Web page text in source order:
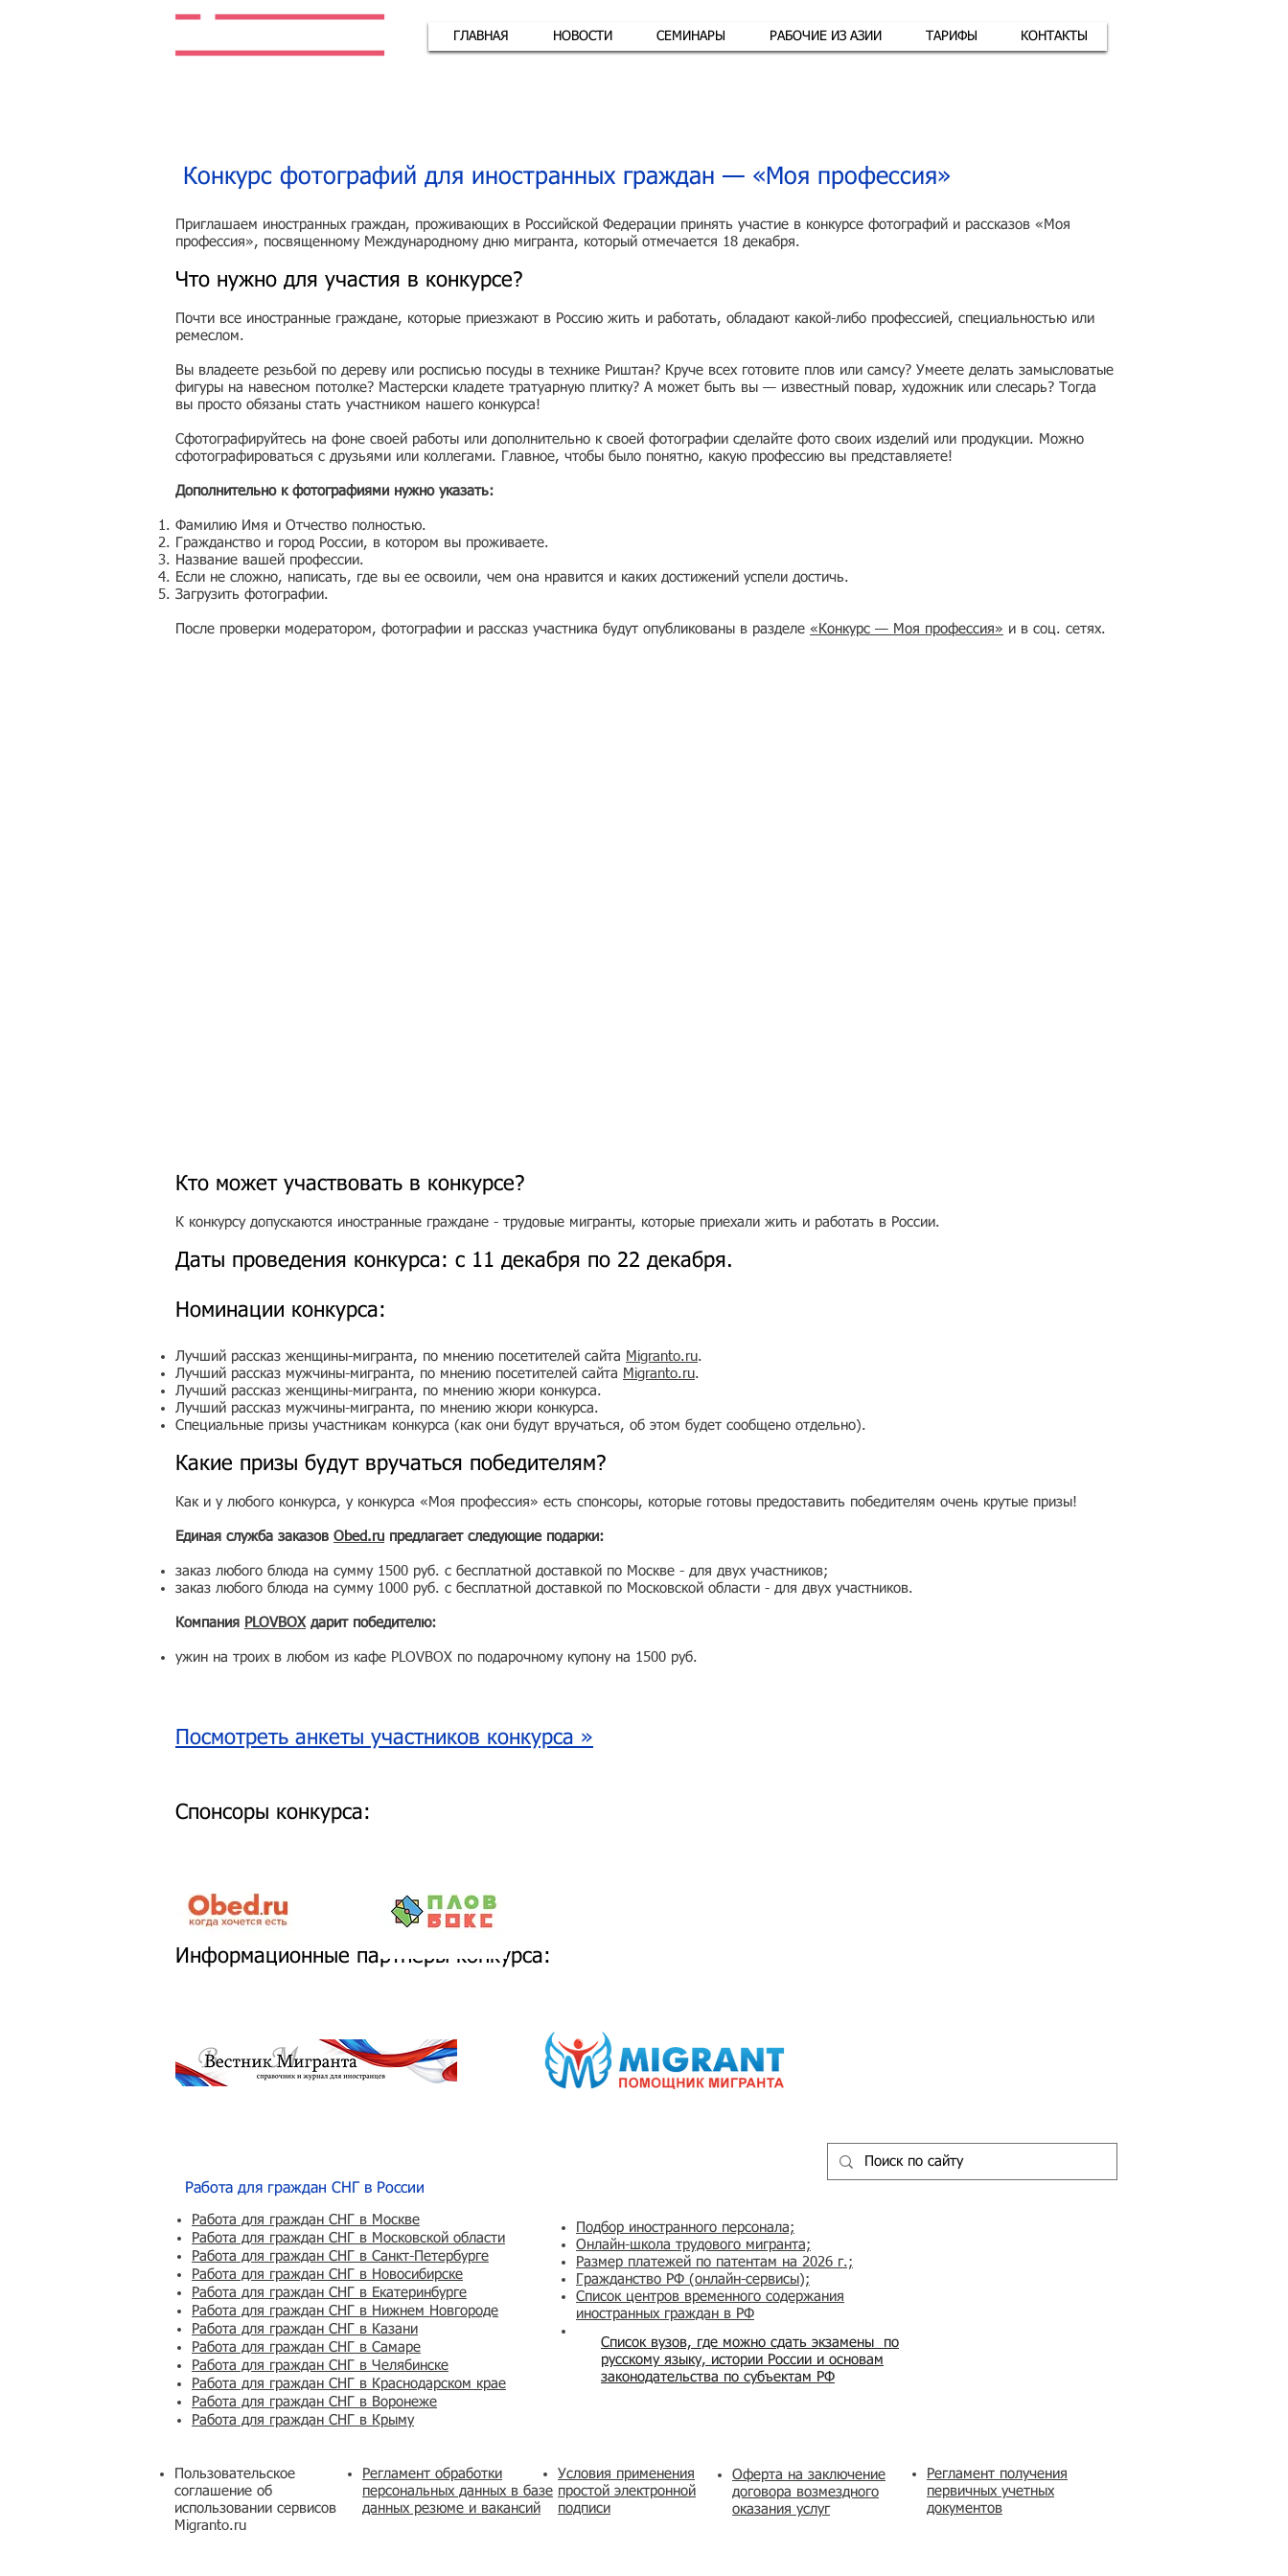
ГЛАВНАЯ НОВОСТИ СЕМИНАРЫ РАБОЧИЕ ИЗ АЗИИ ТАРИФЫ КОНТАКТЫ
Конкурс фотографий для иностранных граждан — «Моя профессия»
Приглашаем иностранных граждан, проживающих в Российской Федерации принять участие в конкурсе фотографий и рассказов «Моя
профессия», посвященному Международному дню мигранта, который отмечается 18 декабря.
Что нужно для участия в конкурсе?
Почти все иностранные граждане, которые приезжают в Россию жить и работать, обладают какой-либо профессией, специальностью или
ремеслом.
Вы владеете резьбой по дереву или росписью посуды в технике Риштан? Круче всех готовите плов или самсу? Умеете делать замысловатые
фигуры на навесном потолке? Мастерски кладете тратуарную плитку? А может быть вы — известный повар, художник или слесарь? Тогда
вы просто обязаны стать участником нашего конкурса!
Сфотографируйтесь на фоне своей работы или дополнительно к своей фотографии сделайте фото своих изделий или продукции. Можно
сфотографироваться с друзьями или коллегами. Главное, чтобы было понятно, какую профессию вы представляете!
Дополнительно к фотографиями нужно указать:
Фамилию Имя и Отчество полностью.
Гражданство и город России, в котором вы проживаете.
Название вашей профессии.
Если не сложно, написать, где вы ее освоили, чем она нравится и каких достижений успели достичь.
Загрузить фотографии.
После проверки модератором, фотографии и рассказ участника будут опубликованы в разделе «Конкурс — Моя профессия» и в соц. сетях.
Кто может участвовать в конкурсе?
К конкурсу допускаются иностранные граждане - трудовые мигранты, которые приехали жить и работать в России.
Даты проведения конкурса: с 11 декабря по 22 декабря.
Номинации конкурса:
Лучший рассказ женщины-мигранта, по мнению посетителей сайта Migranto.ru.
Лучший рассказ мужчины-мигранта, по мнению посетителей сайта Migranto.ru.
Лучший рассказ женщины-мигранта, по мнению жюри конкурса.
Лучший рассказ мужчины-мигранта, по мнению жюри конкурса.
Специальные призы участникам конкурса (как они будут вручаться, об этом будет сообщено отдельно).
Какие призы будут вручаться победителям?
Как и у любого конкурса, у конкурса «Моя профессия» есть спонсоры, которые готовы предоставить победителям очень крутые призы!
Единая служба заказов Obed.ru предлагает следующие подарки:
заказ любого блюда на сумму 1500 руб. с бесплатной доставкой по Москве - для двух участников;
заказ любого блюда на сумму 1000 руб. с бесплатной доставкой по Московской области - для двух участников.
Компания PLOVBOXдарит победителю:
ужин на троих в любом из кафе PLOVBOX по подарочному купону на 1500 руб.
Посмотреть анкеты участников конкурса »
Спонсоры конкурса:
Информационные партнеры конкурса:
Работа для граждан СНГ в России
Работа для граждан СНГ в Москве
Работа для граждан СНГ в Московской области
Работа для граждан СНГ в Санкт-Петербурге
Работа для граждан СНГ в Новосибирске
Работа для граждан СНГ в Екатеринбурге
Работа для граждан СНГ в Нижнем Новгороде
Работа для граждан СНГ в Казани
Работа для граждан СНГ в Самаре
Работа для граждан СНГ в Челябинске
Работа для граждан СНГ в Краснодарском крае
Работа для граждан СНГ в Воронеже
Работа для граждан СНГ в Крыму
Пользовательское
соглашение об
использовании сервисов
Migranto.ru
Регламент обработки
персональных данных в базе
данных резюме и вакансий
Список вузов, где можно сдать экзамены по
русскому языку, истории России и основам
законодательства по субъектам РФ
Подбор иностранного персонала;
Онлайн-школа трудового мигранта;
Размер платежей по патентам на 2026 г.;
Гражданство РФ (онлайн-сервисы);
Список центров временного содержания
иностранных граждан в РФ
Условия применения
простой электронной
подписи
​Оферта на заключение
договора возмездного
оказания услуг
Регламент получения
первичных учетных
документов